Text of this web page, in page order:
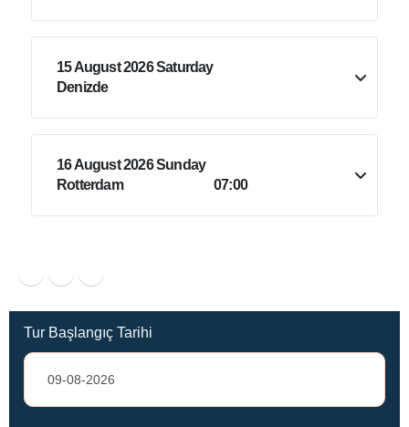
15 August 2026 Saturday
Denizde
16 August 2026 Sunday
Rotterdam
07:00
Tur Başlangıç Tarihi